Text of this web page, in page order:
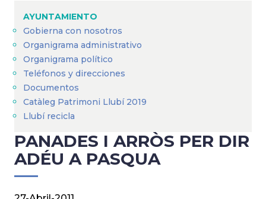
enlaces
de
ayuda
a
la
navegación
AYUNTAMIENTO
Gobierna con nosotros
Organigrama administrativo
Organigrama político
Teléfonos y direcciones
Documentos
Catàleg Patrimoni Llubí 2019
Llubí recicla
PANADES I ARRÒS PER DIR
ADÉU A PASQUA